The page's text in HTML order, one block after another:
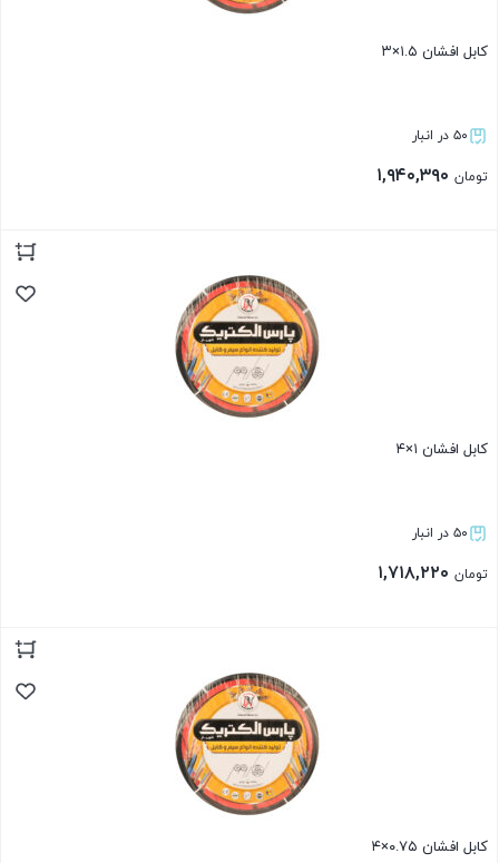
کابل افشان ۱.۵×۳
۵۰ در انبار
تومان
کابل افشان ۱×۴
۵۰ در انبار
تومان
کابل افشان ۰.۷۵×۴